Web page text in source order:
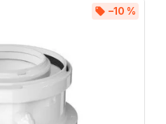
–10 %